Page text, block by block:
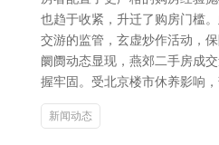
也趋于收紧，升迁了购房门槛
交游的监管，玄虚炒作活动，
阛阓动态显现，燕郊二手房成
握牢固。受北京楼市休养影响
新闻动态